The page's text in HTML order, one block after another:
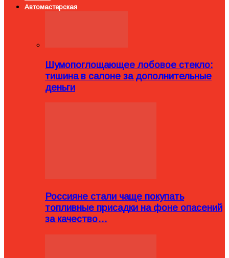
Автомастерская
Шумопоглощающее лобовое стекло:
тишина в салоне за дополнительные
деньги
Россияне стали чаще покупать
топливные присадки на фоне опасений
за качество…